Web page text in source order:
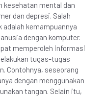
kesehatan mental dan
dan depresi. Salah
kemampuannya
dengan komputer.
memperoleh informasi
tugas-tugas
Contohnya, seseorang
dengan menggunakan
tangan. Selain itu,